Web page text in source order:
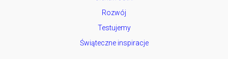
Rozwój
Testujemy
Świąteczne inspiracje